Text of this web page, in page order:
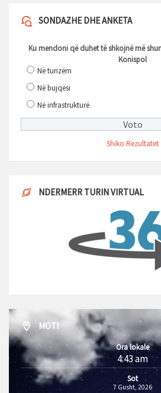
SONDAZHE DHE ANKETA
Ku mendoni që duhet të shkojnë më
Konispol
Në turizëm
Në bujqësi
Në infrastrukturë
Shiko Rezultatet
NDERMERR TURIN VIRTUAL
MOTI
Ora lokale
4:43 am
Sot
7 Gusht, 2026